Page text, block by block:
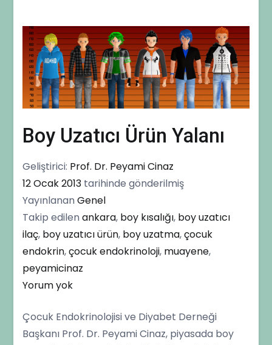
Boy Uzatıcı Ürün Yalanı
Geliştirici: Prof. Dr. Peyami Cinaz
12 Ocak 2013 tarihinde gönderilmiş
YayınlananGenel
Takip edilenankara, boy kısalığı, boy uzatıcı
ilaç, boy uzatıcı ürün, boy uzatma,çocuk
endokrin,çocuk endokrinoloji, muayene,
peyamicinaz
Yorum yokBoy
Ürün
Yalanı
Çocuk Endokrinolojisi ve Diyabet Derneği
Başkanı Prof. Dr. Peyami Cinaz, piyasada boy